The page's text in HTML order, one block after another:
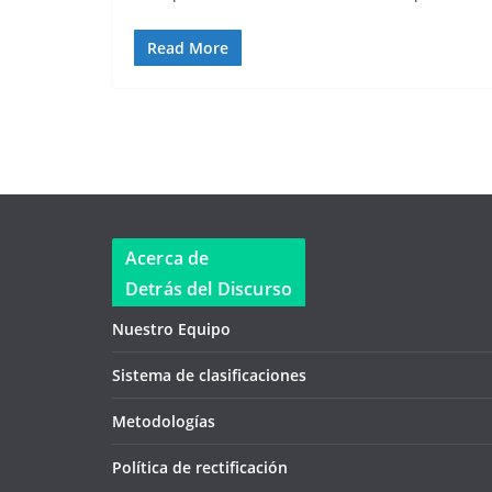
Read More
Acerca de
Detrás del Discurso
Nuestro Equipo
Sistema de clasificaciones
Metodologías
Política de rectificación